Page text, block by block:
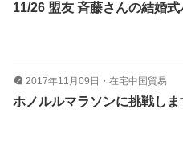
11/26 盟友 斉藤さんの結婚
2017年11月09日 ・ 在宅中国貿易
ホノルルマラソンに挑戦しま